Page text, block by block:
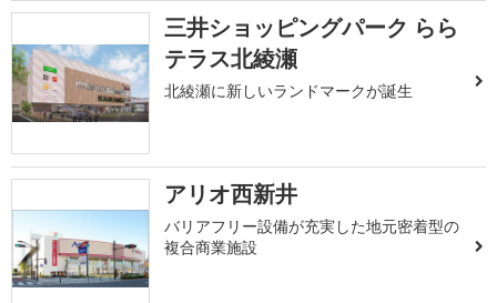
三井ショッピングパーク らら
テラス北綾瀬
北綾瀬に新しいランドマークが誕生
アリオ西新井
バリアフリー設備が充実した地元密着型の
複合商業施設